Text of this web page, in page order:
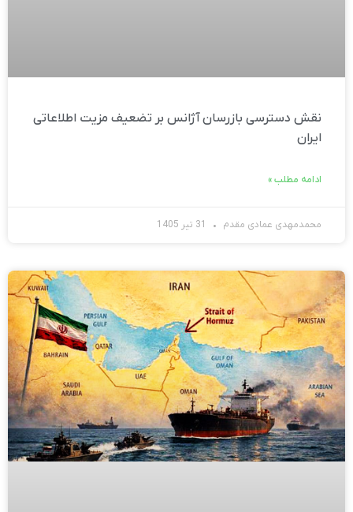
نقش دسترسی بازرسان آژانس بر تضعیف مزیت اطلاعاتی
ایران
ادامه مطلب »
محمدمهدی عمادی مقدم